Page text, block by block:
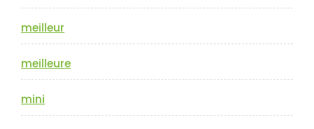
meilleur
meilleure
mini